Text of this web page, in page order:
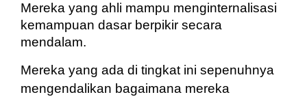
Mereka yang ahli mampu menginternalisasi
kemampuan dasar berpikir secara
mendalam.
Mereka yang ada di tingkat ini sepenuhnya
mengendalikan bagaimana mereka